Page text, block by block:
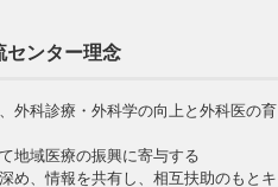
センター理念
外科診療・外科学の向上と外科医の育
地域医療の振興に寄与する
め、情報を共有し、相互扶助のもとキ